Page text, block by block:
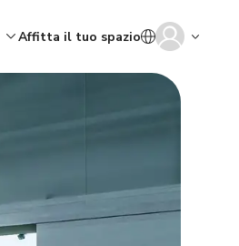
Affitta il tuo spazio